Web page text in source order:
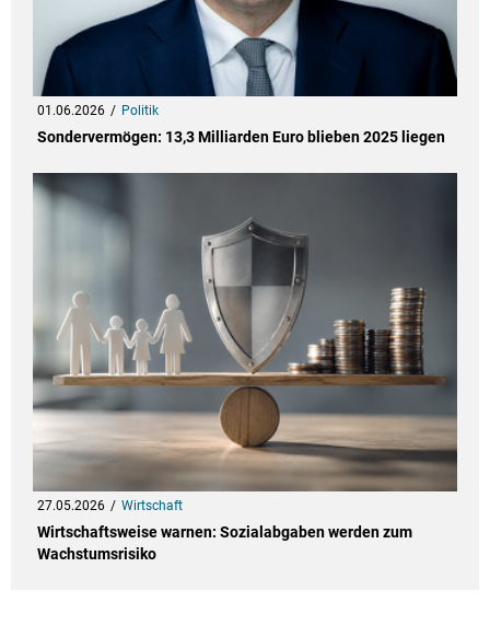
01.06.2026 Politik
Sondervermögen: 13,3 Milliarden Euro blieben 2025 liegen
27.05.2026 Wirtschaft
Wirtschaftsweise warnen: Sozialabgaben werden zum
Wachstumsrisiko